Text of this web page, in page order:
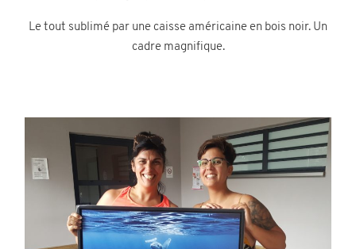
Le tout sublimé par une caisse américaine en bois noir. Un
cadre magnifique.